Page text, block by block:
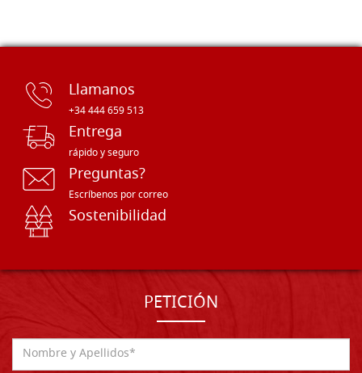
Llamanos
+34 444 659 513
Entrega
rápido y seguro
Preguntas?
Escríbenos por correo
Sostenibilidad
PETICIÓN